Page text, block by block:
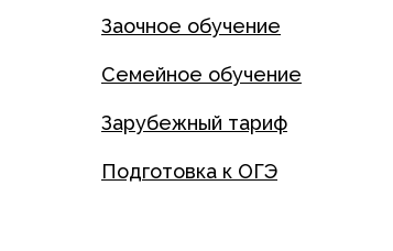
Подготовка к ОГЭ
Семейное обучение
Заочное обучение
Зарубежный тариф